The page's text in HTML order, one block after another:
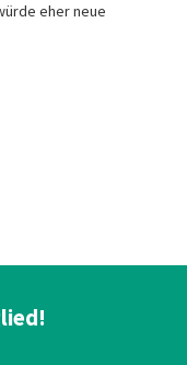
eher neue